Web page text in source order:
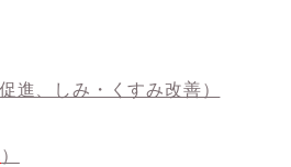
進、しみ・くすみ改善）
）